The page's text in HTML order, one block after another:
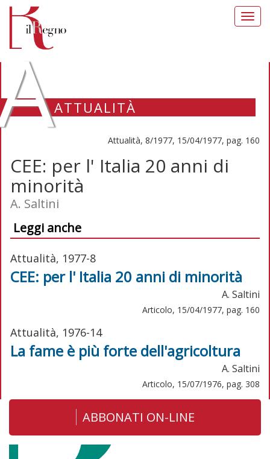
ATTUALITÀ
Attualità, 8/1977, 15/04/1977, pag. 160
CEE: per l' Italia 20 anni di
minorità
A. Saltini
Leggi anche
Attualità, 1977-8
CEE: per l' Italia 20 anni di minorità
A. Saltini
Articolo, 15/04/1977, pag. 160
Attualità, 1976-14
La fame è più forte dell'agricoltura
A. Saltini
Articolo, 15/07/1976, pag. 308
ABBONATI ON-LINE